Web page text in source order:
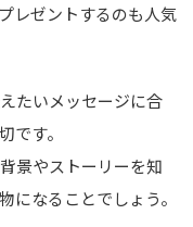
レゼントするのも人気
たいメッセージに合
です。
景やストーリーを知
になることでしょう。